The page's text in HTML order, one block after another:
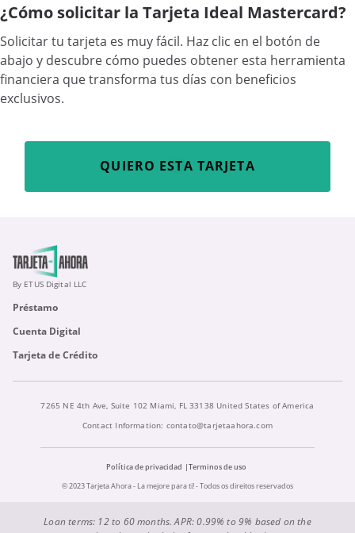
¿Cómo solicitar la Tarjeta Ideal Mastercard?
Solicitar tu tarjeta es muy fácil. Haz clic en el botón de
abajo y descubre cómo puedes obtener esta herramienta
financiera que transforma tus días con beneficios
exclusivos.
QUIERO ESTA TARJETA
By ETUS Digital LLC
Préstamo
Cuenta Digital
Tarjeta de Crédito
7265 NE 4th Ave, Suite 102 Miami, FL 33138 United States of America
Contact Information: contato@tarjetaahora.com
Política de privacidad
Terminos de uso
© 2023 Tarjeta Ahora - La mejore para ti! - Todos os direitos reservados
Loan terms: 12 to 60 months. APR: 0.99% to 9% based on the